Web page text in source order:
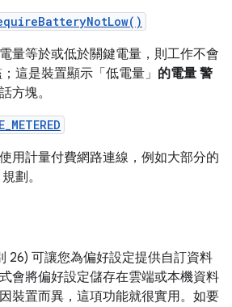
量等於或低於關鍵電量，則工作不會
這是裝置顯示「低電量」 的電量 警
方塊。
用計量付費網路連線，例如大部分的
劃。
26) 可讓您為偏好設定提供自訂資料
會將偏好設定儲存在雲端或本機資料
裝置而異，這項功能就很實用。如要